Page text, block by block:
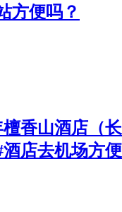
方便吗？
香山酒店（长
店去机场方便